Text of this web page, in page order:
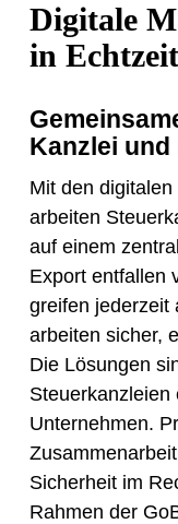
Digitale
in
Kanzlei und
Mit den
arbeiten
auf einem
Export entfallen
greifen jederzeit
arbeiten sicher,
Die Lösungen
Steuerkanzleien
Unternehmen.
Sicherheit im
Rahmen der